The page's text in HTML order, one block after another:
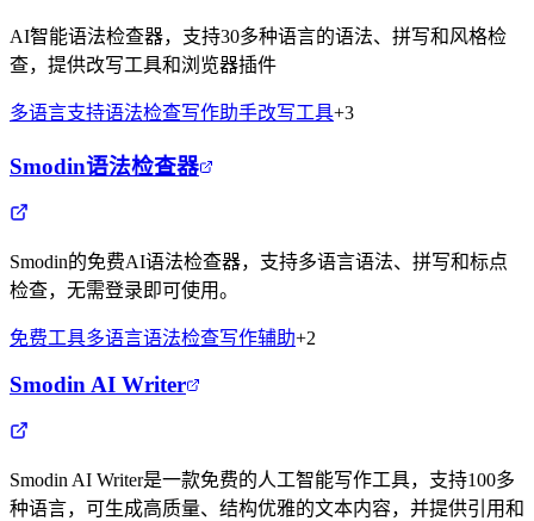
AI智能语法检查器，支持30多种语言的语法、拼写和风格检
查，提供改写工具和浏览器插件
多语言支持语法检查写作助手改写工具+3
Smodin语法检查器
Smodin的免费AI语法检查器，支持多语言语法、拼写和标点
检查，无需登录即可使用。
免费工具多语言语法检查写作辅助+2
Smodin AI Writer
Smodin AI Writer是一款免费的人工智能写作工具，支持100多
种语言，可生成高质量、结构优雅的文本内容，并提供引用和